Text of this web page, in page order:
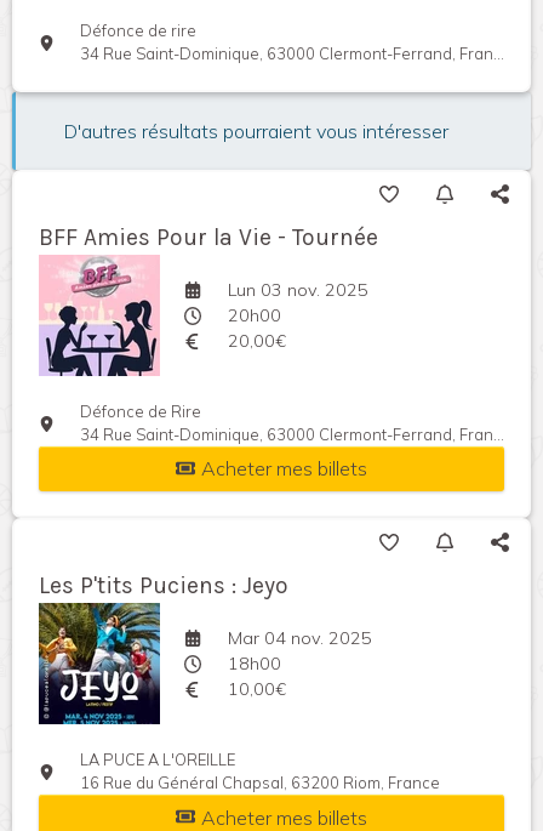
Défonce de rire
34 Rue Saint-Dominique, 63000 Clermont-Ferrand, France
D'autres résultats pourraient vous intéresser
BFF Amies Pour la Vie - Tournée
Lun 03 nov. 2025
20h00
20,00€
Défonce de Rire
34 Rue Saint-Dominique, 63000 Clermont-Ferrand, France
Acheter mes billets
Les P'tits Puciens : Jeyo
Mar 04 nov. 2025
18h00
10,00€
LA PUCE A L'OREILLE
16 Rue du Général Chapsal, 63200 Riom, France
Acheter mes billets